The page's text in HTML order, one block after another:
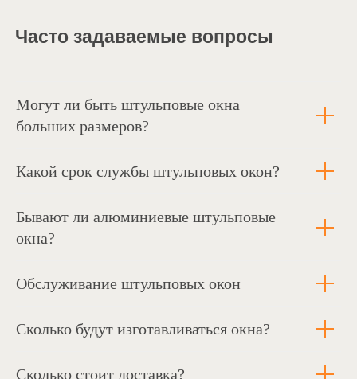
Часто задаваемые вопросы
Могут ли быть штульповые окна
больших размеров?
Какой срок службы штульповых окон?
Бывают ли алюминиевые штульповые
окна?
Обслуживание штульповых окон
Сколько будут изготавливаться окна?
Сколько стоит доставка?
и обработки персональных данных